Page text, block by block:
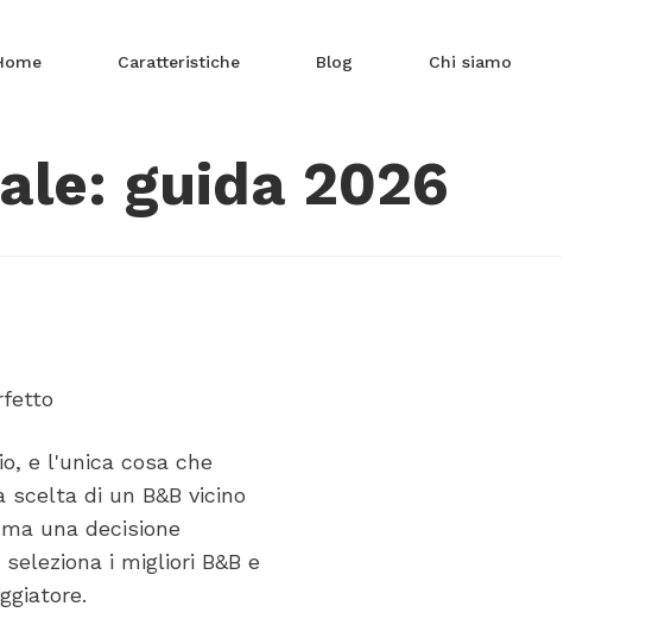
Caratteristiche Blog Chi siamo
guida 2026
e l'unica cosa che
scelta di un B&B vicino
una decisione
i migliori B&B e